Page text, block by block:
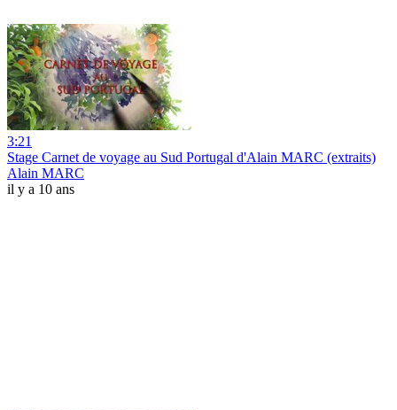
3:21
Stage Carnet de voyage au Sud Portugal d'Alain MARC (extraits)
Alain MARC
il y a 10 ans